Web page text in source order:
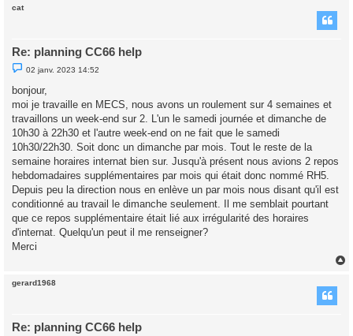
cat
Re: planning CC66 help
M
e
s
a
e
n
o
n
l
u
02 janv. 2023 14:52
bonjour,
moi je travaille en MECS, nous avons un roulement sur 4 semaines et
travaillons un week-end sur 2. L'un le samedi journée et dimanche de
10h30 à 22h30 et l'autre week-end on ne fait que le samedi
10h30/22h30. Soit donc un dimanche par mois. Tout le reste de la
semaine horaires internat bien sur. Jusqu'à présent nous avions 2 repos
hebdomadaires supplémentaires par mois qui était donc nommé RH5.
Depuis peu la direction nous en enlève un par mois nous disant qu'il est
conditionné au travail le dimanche seulement. Il me semblait pourtant
que ce repos supplémentaire était lié aux irrégularité des horaires
d'internat. Quelqu'un peut il me renseigner?
Merci
gerard1968
Re: planning CC66 help